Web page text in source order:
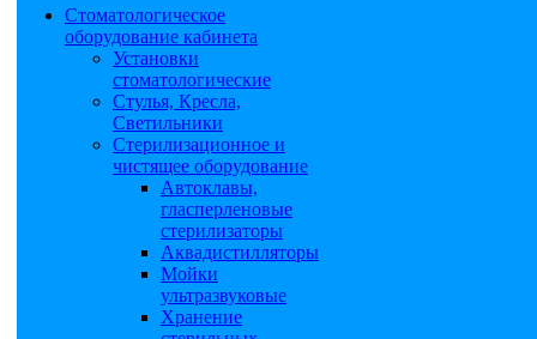
Стоматологическое
оборудование кабинета
Установки
стоматологические
Стулья, Кресла,
Светильники
Стерилизационное и
чистящее оборудование
Автоклавы,
гласперленовые
стерилизаторы
Аквадистилляторы
Мойки
ультразвуковые
Хранение